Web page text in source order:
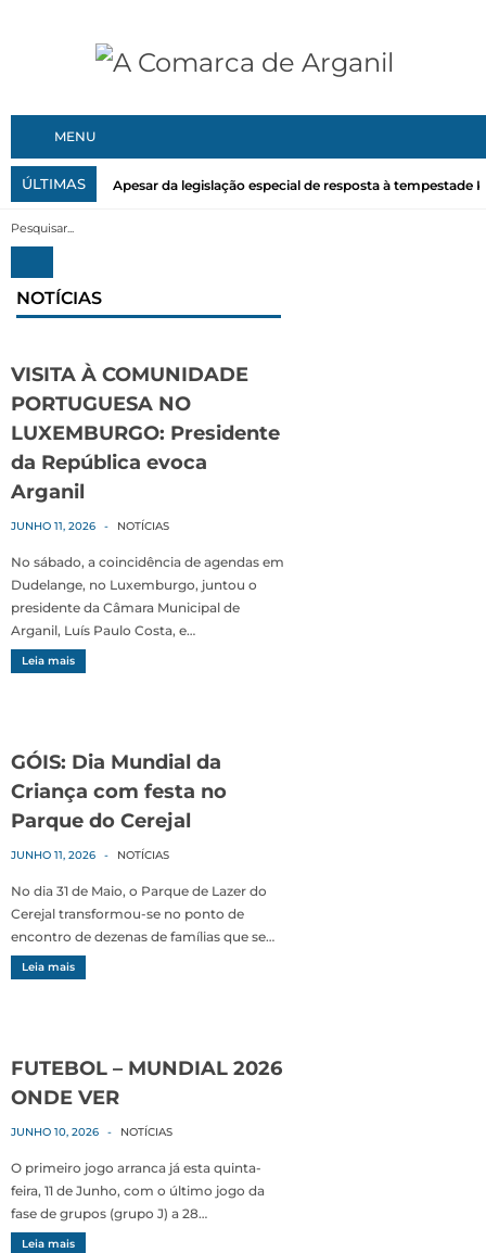
MENU
ÚLTIMAS Apesar da legislação especial de resposta à tempestade
NOTÍCIAS
VISITA À COMUNIDADE
PORTUGUESA NO
LUXEMBURGO: Presidente
da República evoca
Arganil
JUNHO 11, 2026 - NOTÍCIAS
No sábado, a coincidência de agendas em
Dudelange, no Luxemburgo, juntou o
presidente da Câmara Municipal de
Arganil, Luís Paulo Costa, e…
Leia mais
GÓIS: Dia Mundial da
Criança com festa no
Parque do Cerejal
JUNHO 11, 2026 - NOTÍCIAS
No dia 31 de Maio, o Parque de Lazer do
Cerejal transformou-se no ponto de
encontro de dezenas de famílias que se…
Leia mais
FUTEBOL – MUNDIAL 2026
ONDE VER
JUNHO 10, 2026 - NOTÍCIAS
O primeiro jogo arranca já esta quinta-
feira, 11 de Junho, com o último jogo da
fase de grupos (grupo J) a 28…
Leia mais